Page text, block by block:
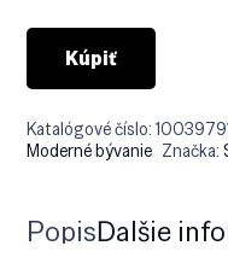
Kúpiť
Katalógové číslo:
Moderné bývanie Značka:
PopisĎalšie